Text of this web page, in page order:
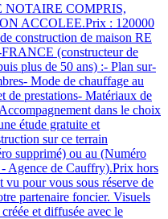
COMPRIS,
ACCOLEE.Prix : 120000
construction de maison RE
(constructeur de
plus de 50 ans) :- Plan sur-
Mode de chauffage au
de prestations- Matériaux de
dans le choix
étude gratuite et
sur ce terrain
supprimé) ou au (Numéro
Agence de Cauffry).Prix hors
vu pour vous sous réserve de
partenaire foncier. Visuels
et diffusée avec le